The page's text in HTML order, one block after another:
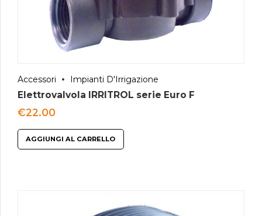
Accessori Impianti D'Irrigazione
Elettrovalvola IRRITROL serie Euro F
€22.00
AGGIUNGI AL CARRELLO